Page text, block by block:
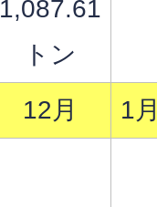
1,087.61
トン
12月 1